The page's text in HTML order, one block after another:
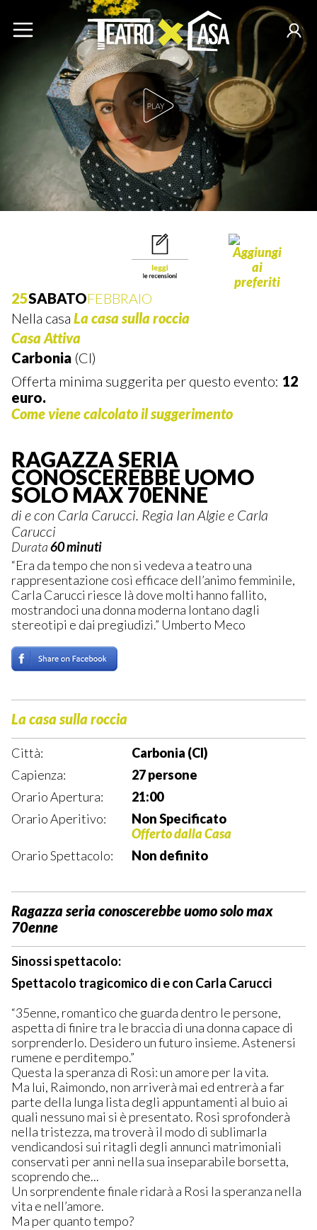
Play Video
25SABATOFEBBRAIO
Nella casaLa casa sulla roccia
Casa Attiva
Carbonia (CI)
Offerta minima suggerita per questo evento: 12
euro.
Come viene calcolato il suggerimento
RAGAZZA SERIA
CONOSCEREBBE UOMO
SOLO MAX 70ENNE
di e con Carla Carucci. Regia Ian Algie e Carla
Carucci
Durata60 minuti
“Era da tempo che non si vedeva a teatro una
rappresentazione così efficace dell’animo femminile,
Carla Carucci riesce là dove molti hanno fallito,
mostrandoci una donna moderna lontano dagli
stereotipi e dai pregiudizi.” Umberto Meco
La casa sulla roccia
Città:
Carbonia (CI)
Capienza:
27 persone
Orario Apertura:
21:00
Orario Aperitivo:
Non Specificato
Offerto dalla Casa
Orario Spettacolo:
Non definito
Ragazza seria conoscerebbe uomo solo max
70enne
Sinossi spettacolo:
Spettacolo tragicomico di e con Carla Carucci
“35enne, romantico che guarda dentro le persone,
aspetta di finire tra le braccia di una donna capace di
sorprenderlo. Desidero un futuro insieme. Astenersi
rumene e perditempo.”
Questa la speranza di Rosi: un amore per la vita.
Ma lui, Raimondo, non arriverà mai ed entrerà a far
parte della lunga lista degli appuntamenti al buio ai
quali nessuno mai si è presentato. Rosi sprofonderà
nella tristezza, ma troverà il modo di sublimarla
vendicandosi sui ritagli degli annunci matrimoniali
conservati per anni nella sua inseparabile borsetta,
scoprendo che...
Un sorprendente finale ridarà a Rosi la speranza nella
vita e nell’amore.
Ma per quanto tempo?